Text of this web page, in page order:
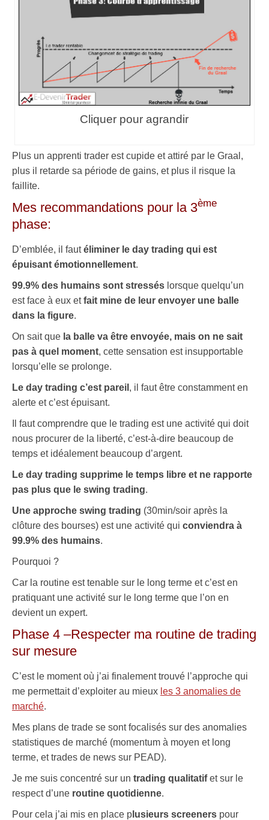
Cliquer pour agrandir
Plus un apprenti trader est cupide et attiré par le Graal,
plus il retarde sa période de gains, et plus il risque la
faillite.
Mes recommandations pour la 3ème
phase:
D’emblée, il fautéliminer le day trading qui est
épuisant émotionnellement.
99.9% des humains sont stressés lorsque quelqu’un
est face à eux etfait mine de leur envoyer une balle
dans la figure.
On sait que la balle va être envoyée, mais on ne sait
pas à quel moment, cette sensation est insupportable
lorsqu’elle se prolonge.
Le day trading c’est pareil , il faut être constamment en
alerte et c’est épuisant.
Il faut comprendre que le trading est une activité qui doit
nous procurer de la liberté, c’est-à-dire beaucoup de
temps et idéalement beaucoup d’argent.
Le day trading supprime le temps libre et ne rapporte
pas plus que le swing trading.
Une approche swing trading (30min/soir après la
clôture des bourses) est une activité qui conviendra à
99.9% des humains.
Pourquoi ?
Car la routine est tenable sur le long terme et c’est en
pratiquant une activité sur le long terme que l’on en
devient un expert.
Phase 4 –Respecter ma routine de trading
sur mesure
C’est le moment où j’ai finalement trouvé l’approche qui
me permettait d’exploiter au mieux les 3 anomalies de
marché.
Mes plans de trade se sont focalisés sur des anomalies
statistiques de marché (momentum à moyen et long
terme, et trades de news sur PEAD).
Je me suis concentré sur un trading qualitatifet sur le
respect d’une routine quotidienne.
Pour cela j’ai mis en place p lusieurs screeners pour